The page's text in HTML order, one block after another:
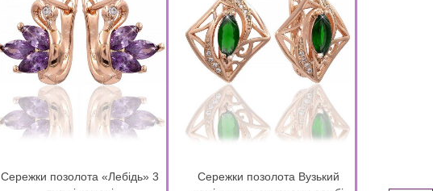
Сережки позолота «Лебідь» 3
Сережки позолота Вузький